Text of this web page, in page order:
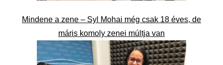
Mindene a zene – Syl Mohai még csak 18 éves, de
máris komoly zenei múltja van